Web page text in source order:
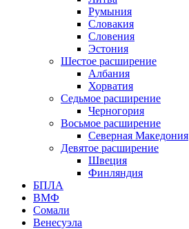
Румыния
Словакия
Словения
Эстония
Шестое расширение
Албания
Хорватия
Седьмое расширение
Черногория
Восьмое расширение
Северная Македония
Девятое расширение
Швеция
Финляндия
БПЛА
ВМФ
Сомали
Венесуэла